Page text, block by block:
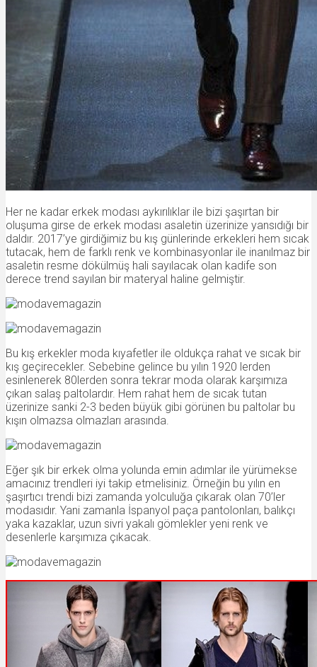
Her ne kadar erkek modası aykırılıklar ile bizi şaşırtan bir
oluşuma girse de erkek modası asaletin üzerinize yansıdığı bir
daldır. 2017’ye girdiğimiz bu kış günlerinde erkekleri hem sıcak
tutacak, hem de farklı renk ve kombinasyonlar ile inanılmaz bir
asaletin resme dökülmüş hali sayılacak olan kadife son
derece trend sayılan bir materyal haline gelmiştir.
Bu kış erkekler moda kıyafetler ile oldukça rahat ve sıcak bir
kış geçirecekler. Sebebine gelince bu yılın 1920 lerden
esinlenerek 80lerden sonra tekrar moda olarak karşımıza
çıkan salaş paltolardır. Hem rahat hem de sıcak tutan
üzerinize sanki 2-3 beden büyük gibi görünen bu paltolar bu
kışın olmazsa olmazları arasında.
Eğer şık bir erkek olma yolunda emin adımlar ile yürümekse
amacınız trendleri iyi takip etmelisiniz. Örneğin bu yılın en
şaşırtıcı trendi bizi zamanda yolculuğa çıkarak olan 70’ler
modasıdır. Yani zamanla İspanyol paça pantolonları, balıkçı
yaka kazaklar, uzun sivri yakalı gömlekler yeni renk ve
desenlerle karşımıza çıkacak.